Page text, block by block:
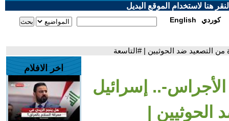
هنا لاستخدام الموقع البديل
English كوردي
التصعيد ضد الحوثيين | #التاسعة
.. إسرائيل
|
اخر الافلام